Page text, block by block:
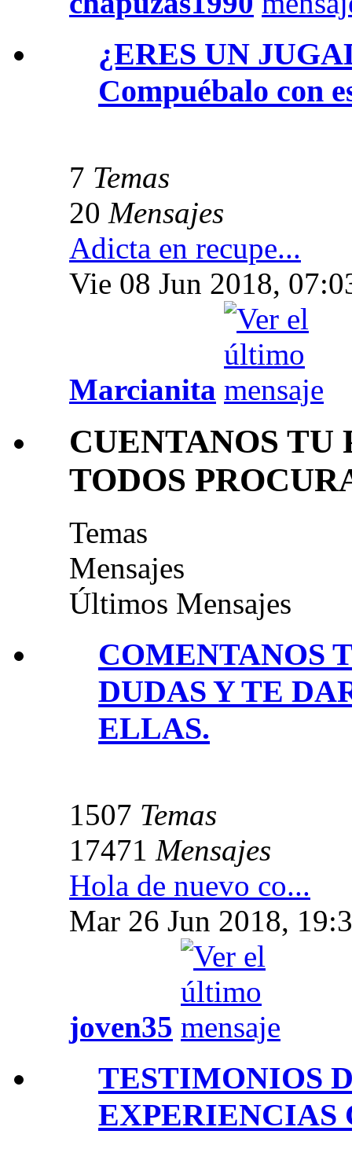
¿ERES UN
Compuébalo con
7 Temas
20 Mensajes
Adicta en recupe...
Vie 08 Jun 2018,
Marcianita
CUENTANOS TU
TODOS
Temas
Mensajes
Últimos Mensajes
COMENTANOS
DUDAS Y TE
ELLAS.
1507 Temas
17471 Mensajes
Hola de nuevo co...
Mar 26 Jun 2018,
joven35
TESTIMONIOS
EXPERIENCIAS